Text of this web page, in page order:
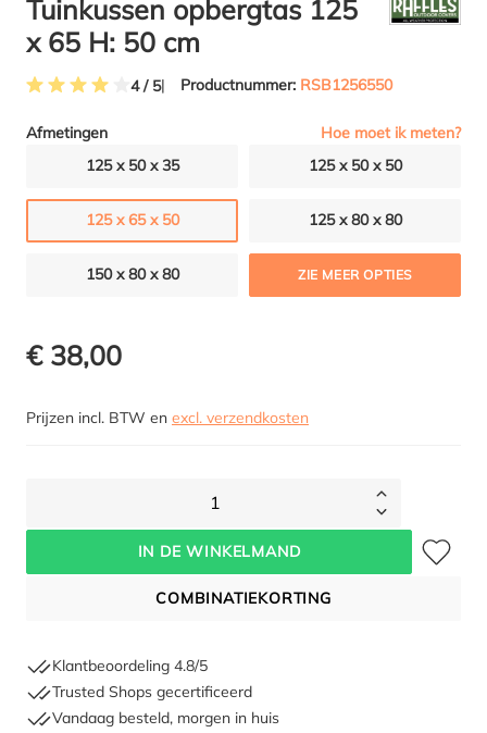
Tuinkussen opbergtas 125
x 65 H: 50 cm
4 / 5 Productnummer: RSB1256550
Afmetingen
Hoe moet ik meten?
125 x 50 x 35
125 x 50 x 50
125 x 65 x 50 125 x 80 x 80
150 x 80 x 80 ZIE MEER OPTIES
€ 38,00
Prijzen incl. BTW en excl. verzendkosten
1
IN DE WINKELMAND
COMBINATIEKORTING
Klantbeoordeling 4.8/5
Trusted Shops gecertificeerd
Vandaag besteld, morgen in huis